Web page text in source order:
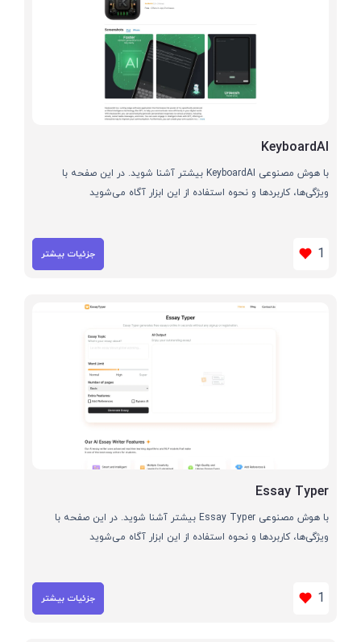
KeyboardAI
با هوش مصنوعی KeyboardAI بیشتر آشنا شوید. در این صفحه با
ویژگی‌ها، کاربردها و نحوه استفاده از این ابزار آگاه می‌شوید
1 جزئیات بیشتر
Essay Typer
با هوش مصنوعی Essay Typer بیشتر آشنا شوید. در این صفحه با
ویژگی‌ها، کاربردها و نحوه استفاده از این ابزار آگاه می‌شوید
1 جزئیات بیشتر